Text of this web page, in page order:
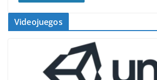
Videojuegos